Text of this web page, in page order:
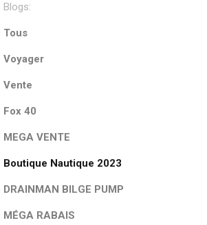
Blogs:
Tous
Voyager
Vente
Fox 40
MEGA VENTE
Boutique Nautique 2023
DRAINMAN BILGE PUMP
MÉGA RABAIS